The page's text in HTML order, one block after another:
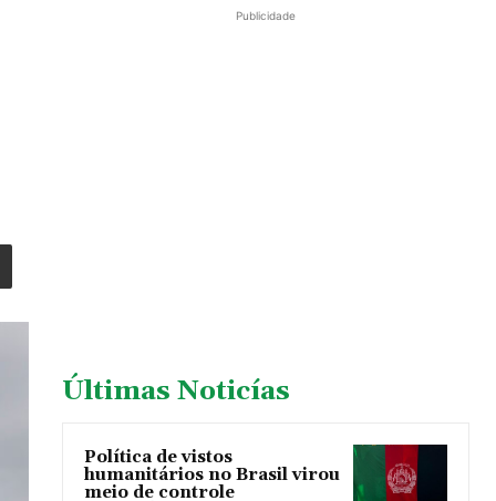
Publicidade
Últimas Noticías
Política de vistos
humanitários no Brasil virou
meio de controle